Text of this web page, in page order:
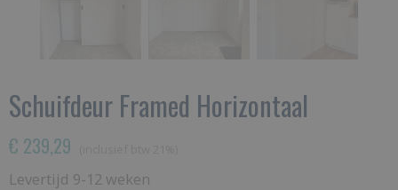
Schuifdeur Framed Horizontaal
€ 239,29
Levertijd 9-12 weken